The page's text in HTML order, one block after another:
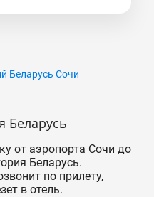
Беларусь Coчи
Беларусь
от аэропорта Сочи до
Беларусь.
по прилету,
в отель.